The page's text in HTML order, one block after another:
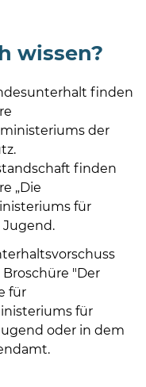
wissen?
finden
der
finden
„Die
für
Jugend.
"Der
für
für
oder in dem